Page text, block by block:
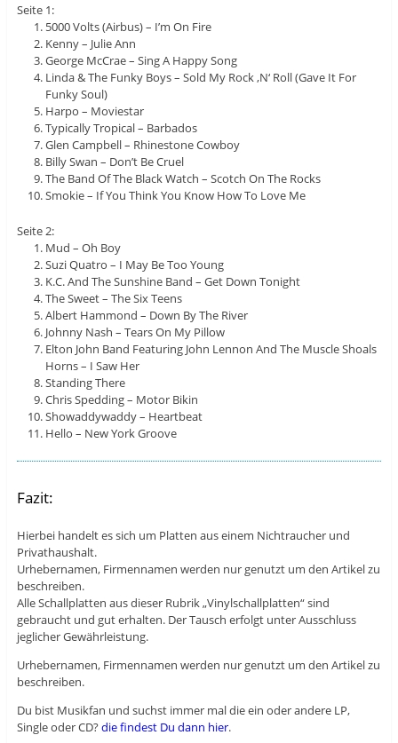
Seite 1:
5000 Volts (Airbus) – I’m On Fire
Kenny – Julie Ann
George McCrae – Sing A Happy Song
Linda & The Funky Boys – Sold My Rock ‚N‘ Roll (Gave It For
Funky Soul)
Harpo – Moviestar
Typically Tropical – Barbados
Glen Campbell – Rhinestone Cowboy
Billy Swan – Don’t Be Cruel
The Band Of The Black Watch – Scotch On The Rocks
Smokie – If You Think You Know How To Love Me
Seite 2:
Mud – Oh Boy
Suzi Quatro – I May Be Too Young
K.C. And The Sunshine Band – Get Down Tonight
The Sweet – The Six Teens
Albert Hammond – Down By The River
Johnny Nash – Tears On My Pillow
Elton John Band Featuring John Lennon And The Muscle Shoals
Horns – I Saw Her
Standing There
Chris Spedding – Motor Bikin
Showaddywaddy – Heartbeat
Hello – New York Groove
Fazit:
Hierbei handelt es sich um Platten aus einem Nichtraucher und
Privathaushalt.
Urhebernamen, Firmennamen werden nur genutzt um den Artikel zu
beschreiben.
Alle Schallplatten aus dieser Rubrik „Vinylschallplatten“ sind
gebraucht und gut erhalten. Der Tausch erfolgt unter Ausschluss
jeglicher Gewährleistung.
Urhebernamen, Firmennamen werden nur genutzt um den Artikel zu
beschreiben.
Du bist Musikfan und suchst immer mal die ein oder andere LP,
Single oder CD?die findest Du dann hier.